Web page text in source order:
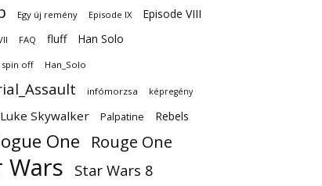
Egy új remény Episode IX Episode VIII
FAQ fluff Han Solo
spin off Han_Solo
infómorzsa képregény
Luke Skywalker Palpatine
Rebels
One Rouge One
Wars Star Wars 8